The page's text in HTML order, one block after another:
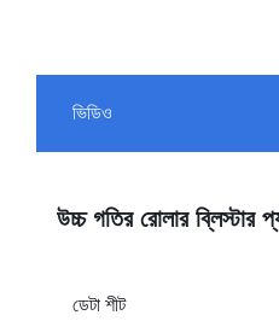
ভিডিও
উচ্চ গতির রোলার ব্লিস্টার
ডেটা শীট